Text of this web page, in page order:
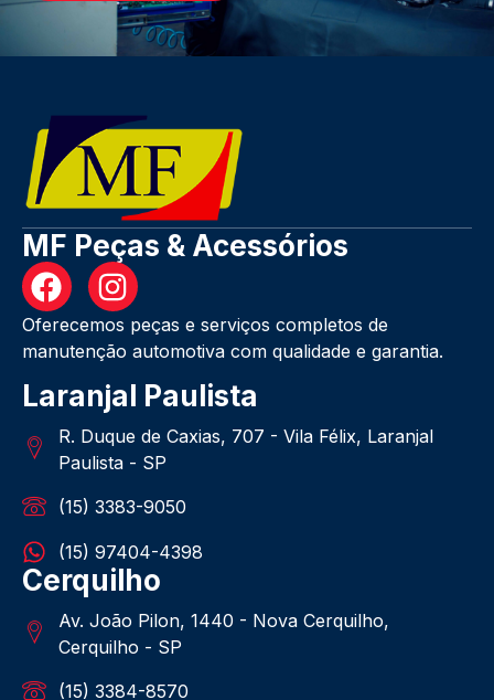
MF Peças & Acessórios
Oferecemos peças e serviços completos de
manutenção automotiva com qualidade e garantia.
Laranjal Paulista
R. Duque de Caxias, 707 - Vila Félix, Laranjal
Paulista - SP
(15) 3383-9050
(15) 97404-4398
Cerquilho
Av. João Pilon, 1440 - Nova Cerquilho,
Cerquilho - SP
(15) 3384-8570